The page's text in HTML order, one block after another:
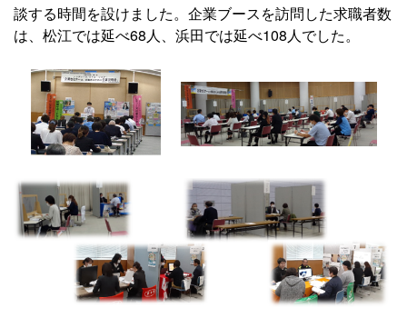
談する時間を設けました。企業ブースを訪問した求職者数
は、松江では延べ68人、浜田では延べ108人でした。